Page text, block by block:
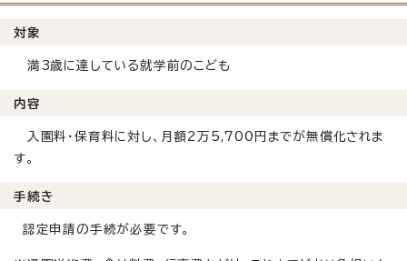
対象
満3歳に達している就学前のこども
内容
入園料・保育料に対し、月額2万5,700円までが無償化されま
す。
手続き
認定申請の手続が必要です。